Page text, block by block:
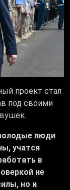
проект стал
под своими
люди
учатся
в
не
но и